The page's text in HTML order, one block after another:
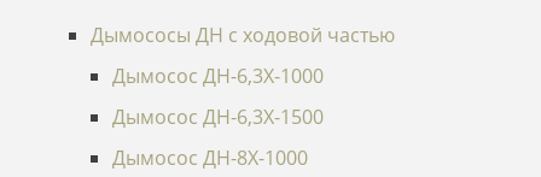
Дымососы ДН c ходовой частью
Дымосос ДН-6,3Х-1000
Дымосос ДН-6,3Х-1500
Дымосос ДН-8Х-1000